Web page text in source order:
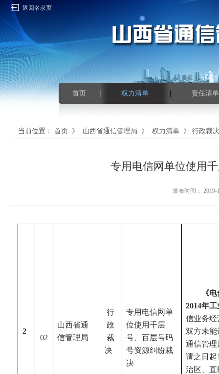
返回名录页
首页 权力清单 责任清单
当前位置： 首页 》 山西省通信管理局 》 权力清单 》 行政裁决
专用电信网单位使用
发布时间：
2
02
山西省通
信管理局
行
政
裁
决
专用电信网单
位使用千层
号、百层号码
号资源纠纷裁
决
《
2014年
信业务经
双方未能
通信管理
请之日起
治区、直